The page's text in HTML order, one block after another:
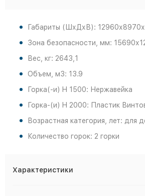
Габариты (ШхДхВ):
Зона безопасности, мм:
Вес, кг: 2643,1
Объем, м3: 13.9
Горка(-и) H 1500: Нержавейка
Горка-(и) H 2000: Пластик
Возрастная категория, лет: для
Количество горок: 2 горки
Характеристики